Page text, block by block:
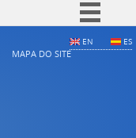
EN ES
MAPA DO SITE